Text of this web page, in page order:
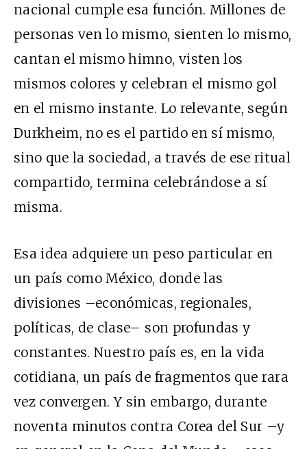
nacional cumple esa función. Millones de
personas ven lo mismo, sienten lo mismo,
cantan el mismo himno, visten los
mismos colores y celebran el mismo gol
en el mismo instante. Lo relevante, según
Durkheim, no es el partido en sí mismo,
sino que la sociedad, a través de ese ritual
compartido, termina celebrándose a sí
misma.
Esa idea adquiere un peso particular en
un país como México, donde las
divisiones –económicas, regionales,
políticas, de clase– son profundas y
constantes. Nuestro país es, en la vida
cotidiana, un país de fragmentos que rara
vez convergen. Y sin embargo, durante
noventa minutos contra Corea del Sur –y